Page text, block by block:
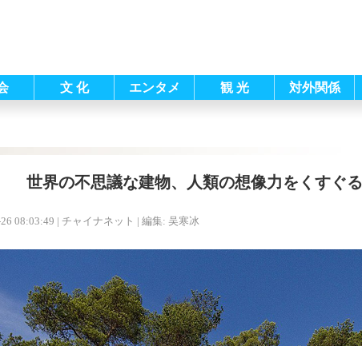
文 化 エンタメ 観 光 対外関係
世界の不思議な建物、人類の想像力をくすぐる
08:03:49 | チャイナネット | 編集: 吴寒冰